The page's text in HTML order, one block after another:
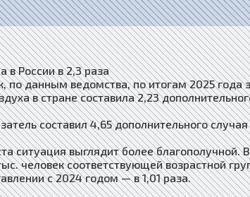
в России в 2,3 раза
по данным ведомства, по итогам 2025 года
в стране составила 2,23
составил 4,65 дополнительного
ситуация выглядит более благополучной.
человек соответствующей возрастной
с 2024 годом — в 1,01 раза.